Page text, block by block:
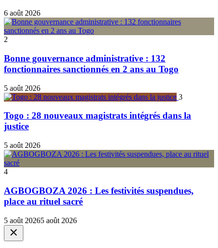
6 août 2026
2
Bonne gouvernance administrative : 132
fonctionnaires sanctionnés en 2 ans au Togo
5 août 2026
3
Togo : 28 nouveaux magistrats intégrés dans la
justice
5 août 2026
4
AGBOGBOZA 2026 : Les festivités suspendues,
place au rituel sacré
5 août 20265 août 2026
Close